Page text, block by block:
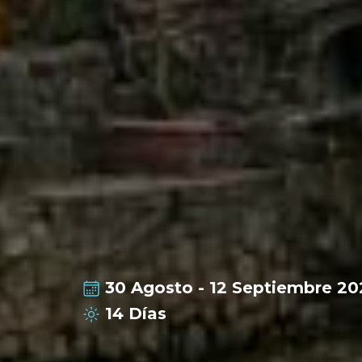
30 Agosto - 12 Septiembre
14 Días